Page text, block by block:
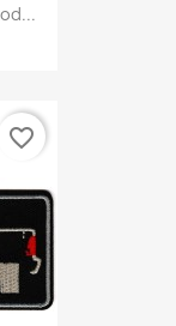
favorite_border